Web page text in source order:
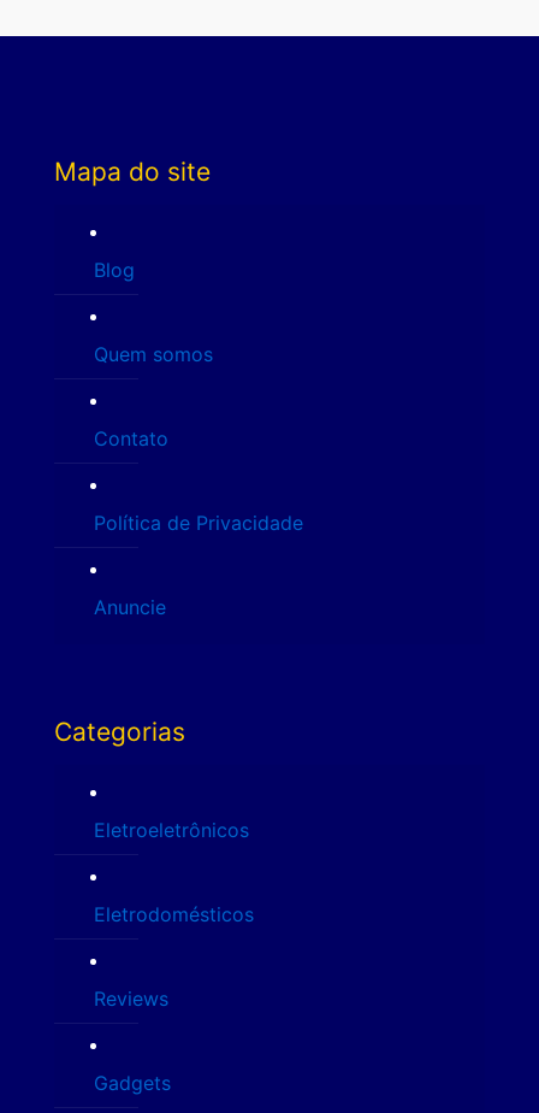
Mapa do site
Blog
Quem somos
Contato
Política de Privacidade
Anuncie
Categorias
Eletroeletrônicos
Eletrodomésticos
Reviews
Gadgets